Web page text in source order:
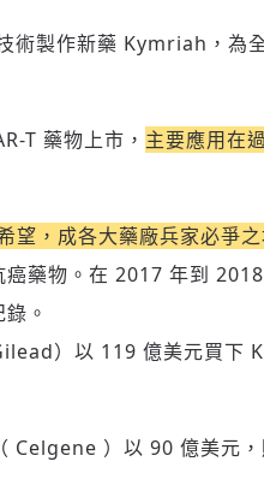
術製作新藥 Kymriah，為
T 藥物上市， 主要應用在
望，成各大藥廠兵家必爭
藥物。在 2017 年到
。
）以 119 億美元買下
Celgene ）以 90 億美元